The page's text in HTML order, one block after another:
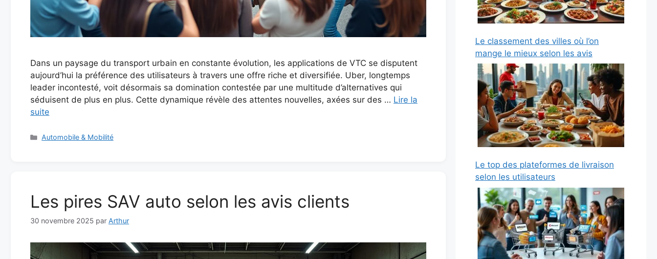
Dans un paysage du transport urbain en constante évolution, les applications de VTC se disputent
aujourd’hui la préférence des utilisateurs à travers une offre riche et diversifiée. Uber, longtemps
leader incontesté, voit désormais sa domination contestée par une multitude d’alternatives qui
séduisent de plus en plus. Cette dynamique révèle des attentes nouvelles, axées sur des … Lire la
suite
Catégories
Automobile & Mobilité
Les pires SAV auto selon les avis clients
30 novembre 2025 par Arthur
Le classement des villes où l’on
mange le mieux selon les avis
Le top des plateformes de livraison
selon les utilisateurs